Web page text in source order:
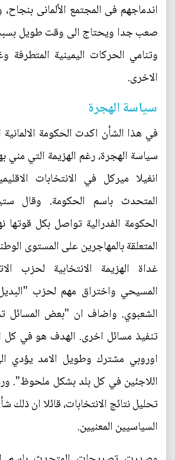
اندماجهم فى المجتمع الألمانى
صعب جدا ويحتاج الى وقت طويل
وتنامي الحركات اليمينية المتطرفة
الاخرى.
سياسة الهجرة
في هذا الشأن اكدت الحكومة
سياسة الهجرة، رغم الهزيمة التي مني
انغيلا ميركل في الانتخابات
المتحدث باسم الحكومة. وقال
الحكومة الفدرالية تواصل بكل
المتعلقة بالمهاجرين على المستوى
غداة الهزيمة الانتخابية لحزب
المسيحي واختراق مهم لحزب
الشعبوي. واضاف ان "بعض المسائل
تنفيذ مسائل اخرى. الهدف هو في كل
اوروبي مشترك وطويل الامد يؤدي
اللاجئين في كل بلد بشكل ملحوظ".
تحليل نتائج الانتخابات، قائلا ان
السياسيين المعنيين.